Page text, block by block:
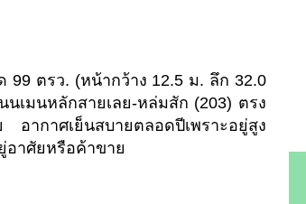
ตรว. (หน้ากว้าง 12.5 ม. ลึก 32.0
เมนหลักสายเลย-หล่มสัก (203) ตรง
อากาศเย็นสบายตลอดปีเพราะอยู่สูง
อาศัยหรือค้าขาย